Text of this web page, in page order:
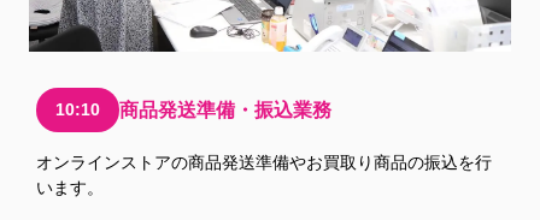
10:10 商品発送準備・振込業務
オンラインストアの商品発送準備やお買取り商品の振込を行
います。